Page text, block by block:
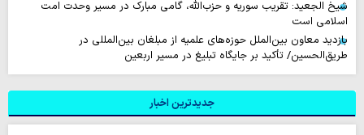
شیخ الجعید: تقریب سوریه و حزب‌الله، گامی مبارک در مسیر وحدت امت
اسلامی است
بازدید معاون بین‌الملل حوزه‌های علمیه از مبلغان بین‌المللی در
طریق‌الحسین/ تأکید بر جایگاه تبلیغ در مسیر اربعین
جدیدترین اخبار